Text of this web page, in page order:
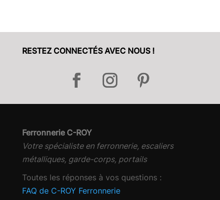
RESTEZ CONNECTÉS AVEC NOUS !
Ferronnerie C-ROY
Votre spécialiste en ferronnerie, escaliers
métalliques, garde-corps, portails
Toutes les réponses à vos questions :
FAQ de C-ROY Ferronnerie